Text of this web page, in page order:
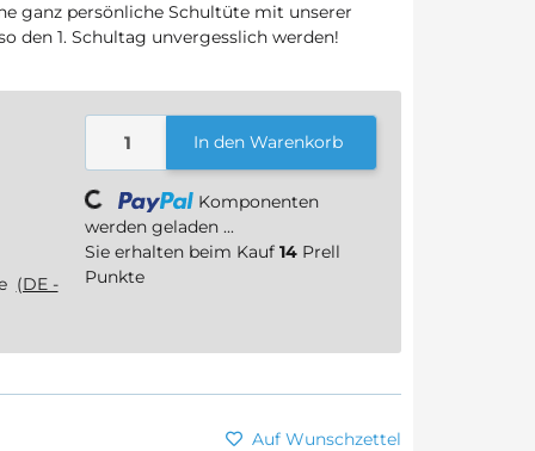
ganz persönliche Schultüte mit unserer
den 1. Schultag unvergesslich werden!
(DE -
In den Warenkorb
Loading...
Komponenten
werden geladen ...
Sie erhalten beim Kauf 14 Prell
Punkte
Auf Wunschzettel